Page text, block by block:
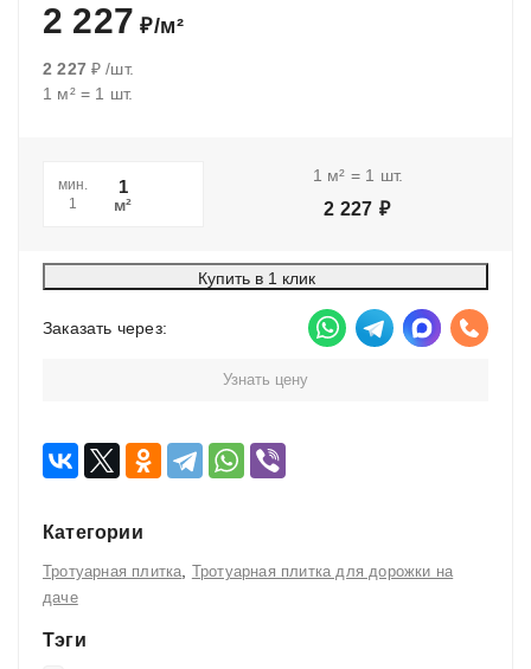
2 227 ₽/м²
2 227 ₽ /шт.
1 м²= 1 шт.
мин.
1
м²
1 м² = 1 шт.
2 227 ₽
Купить в 1 клик
Заказать через:
Узнать цену
Категории
Тротуарная плитка Тротуарная плитка для дорожки на
даче
Тэги